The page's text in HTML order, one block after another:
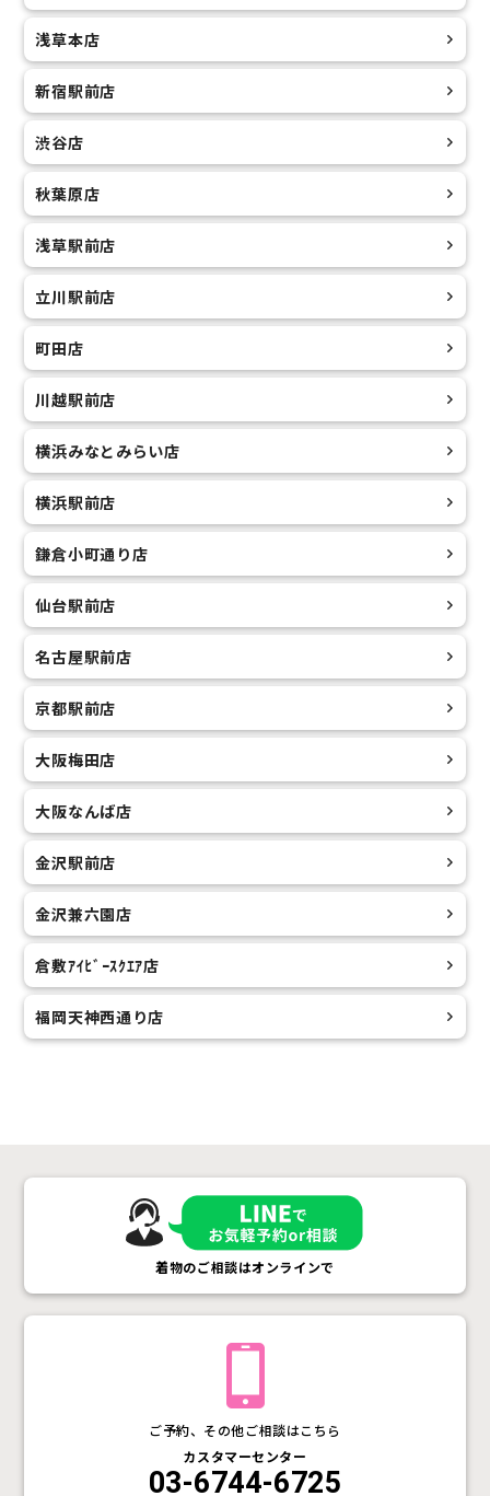
浅草本店
新宿駅前店
渋谷店
秋葉原店
浅草駅前店
立川駅前店
町田店
川越駅前店
横浜みなとみらい店
横浜駅前店
鎌倉小町通り店
仙台駅前店
名古屋駅前店
京都駅前店
大阪梅田店
大阪なんば店
金沢駅前店
金沢兼六園店
倉敷ｱｲﾋﾞｰｽｸｴｱ店
福岡天神西通り店
ご予約、その他ご相談はこちら
カスタマーセンター
03-6744-6725
着物のご相談はオンラインで